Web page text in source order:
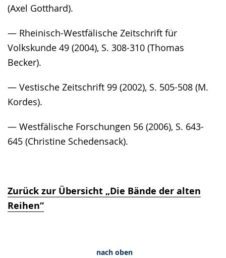
(Axel Gotthard).
— Rheinisch-Westfälische Zeitschrift für
Volkskunde 49 (2004), S. 308-310 (Thomas
Becker).
— Vestische Zeitschrift 99 (2002), S. 505-508 (M.
Kordes).
— Westfälische Forschungen 56 (2006), S. 643-
645 (Christine Schedensack).
Zurück zur Übersicht „Die Bände der alten
Reihen“
nach oben